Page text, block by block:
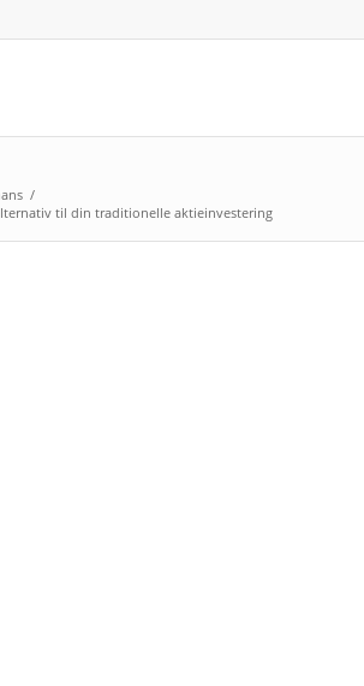
/
til din traditionelle aktieinvestering